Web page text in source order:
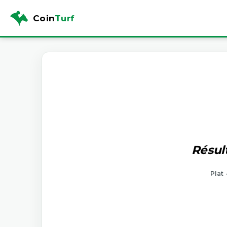
CoinTurf
Plat